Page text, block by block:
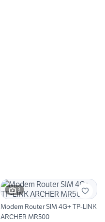
3
Modem Router SIM 4G+ TP-LINK
ARCHER MR500